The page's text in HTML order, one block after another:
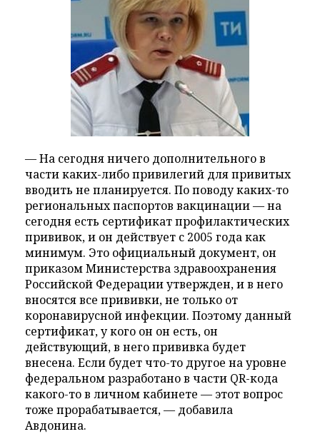
— На сегодня ничего дополнительного в
части каких-либо привилегий для привитых
вводить не планируется. По поводу каких-то
региональных паспортов вакцинации — на
сегодня есть сертификат профилактических
прививок, и он действует с 2005 года как
минимум. Это официальный документ, он
приказом Министерства здравоохранения
Российской Федерации утвержден, и в него
вносятся все прививки, не только от
коронавирусной инфекции. Поэтому данный
сертификат, у кого он он есть, он
действующий, в него прививка будет
внесена. Если будет что-то другое на уровне
федеральном разработано в части QR-кода
какого-то в личном кабинете — этот вопрос
тоже прорабатывается, — добавила
Авдонина.